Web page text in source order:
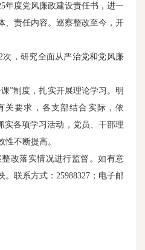
年度党风廉政建设责任书，进一
、责任内容。巡察整改至今，开
次，研究全面从严治党和党风廉
”制度，扎实开展理论学习。明
关要求，各支部结合实际，依
实各项学习活动，党员、干部理
不断提高。
改落实情况进行监督。如有意
。联系方式：25988327；电子邮